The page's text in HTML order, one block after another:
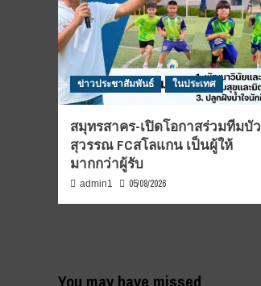
ข่าวประชาสัมพันธ์ ในประเทศ
สมุทรสาคร-เปิดโอกาสร่วมทีมบัว
สุวรรณ FCสโลแกน เป็นผู้ให้
มากกว่าผู้รับ
admin1 05/08/2026